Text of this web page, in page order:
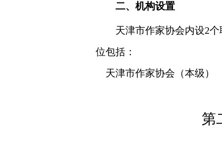
二、机构设置
天津市作家协会内设2
位包括：
天津市作家协会（本级）
第